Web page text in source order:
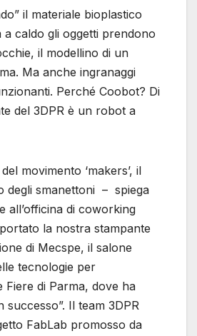
il materiale bioplastico
caldo gli oggetti prendono
il modellino di un
Ma anche ingranaggi
Perché Coobot? Di
del 3DPR è un robot a
movimento ‘makers’, il
degli smanettoni – spiega
all’officina di coworking
la nostra stampante
di Mecspe, il salone
tecnologie per
Fiere di Parma, dove ha
Il team 3DPR
FabLab promosso da